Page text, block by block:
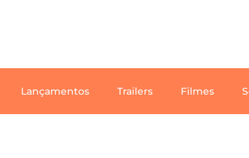
Lançamentos Trailers Filmes